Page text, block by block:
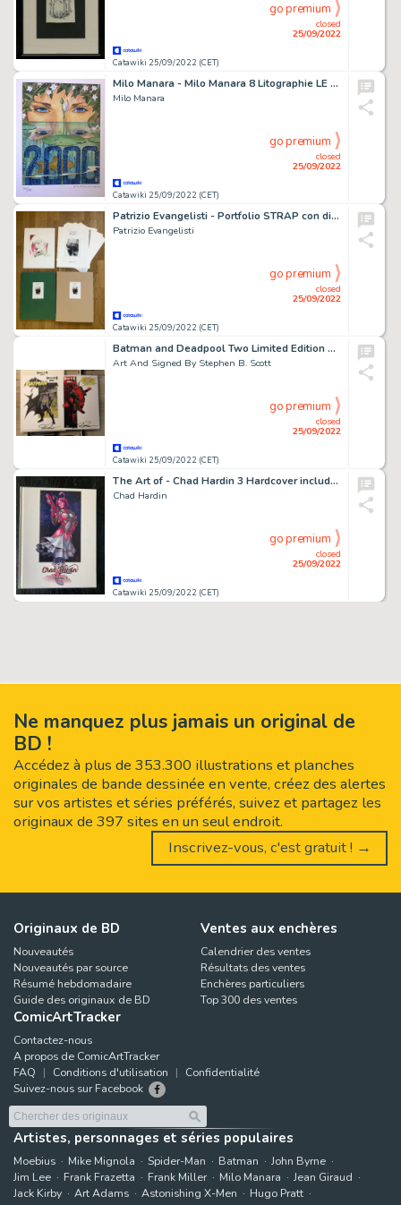
Catawiki 25/09/2022 (CET)
closed
25/09/2022
go premium
Milo Manara - Milo Manara 8 Litographie LE 799 - Page volante - EO (1999)
Milo Manara
Catawiki 25/09/2022 (CET)
closed
25/09/2022
go premium
Patrizio Evangelisti - Portfolio STRAP con disegno originale - Page volante - EO - (2016)
Patrizio Evangelisti
Catawiki 25/09/2022 (CET)
closed
25/09/2022
go premium
Batman and Deadpool Two Limited Edition Art Prints - Signed by Stephen B. Scott - Page volante - EO - (2018)
Art And Signed By Stephen B. Scott
Catawiki 25/09/2022 (CET)
closed
25/09/2022
go premium
The Art of - Chad Hardin 3 Hardcover includes Star Wars Ahsoka Tano Art Commission - Cartonné
Chad Hardin
Catawiki 25/09/2022 (CET)
closed
25/09/2022
go premium
Ne manquez plus jamais un original de
BD !
Accédez à plus de 353.300 illustrations et planches
originales de bande dessinée en vente, créez des alertes
sur vos artistes et séries préférés, suivez et partagez les
originaux de 397 sites en un seul endroit.
Inscrivez-vous, c'est gratuit ! →
Originaux de BD
Nouveautés
Nouveautés par source
Résumé hebdomadaire
Guide des originaux de BD
Ventes aux enchères
Calendrier des ventes
Résultats des ventes
Enchères particuliers
Top 300 des ventes
ComicArtTracker
Contactez-nous
A propos de ComicArtTracker
FAQ
Conditions d'utilisation
Confidentialité
Suivez-nous sur Facebook
Artistes, personnages et séries populaires
Moebius Mike Mignola Spider-Man Batman
John Byrne
Jim Lee
Frank Frazetta Frank Miller Milo Manara
Jean Giraud
Jack Kirby
Art Adams Astonishing X-Men
Hugo Pratt